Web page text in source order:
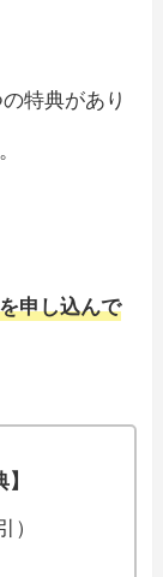
特典があり
申し込んで
）